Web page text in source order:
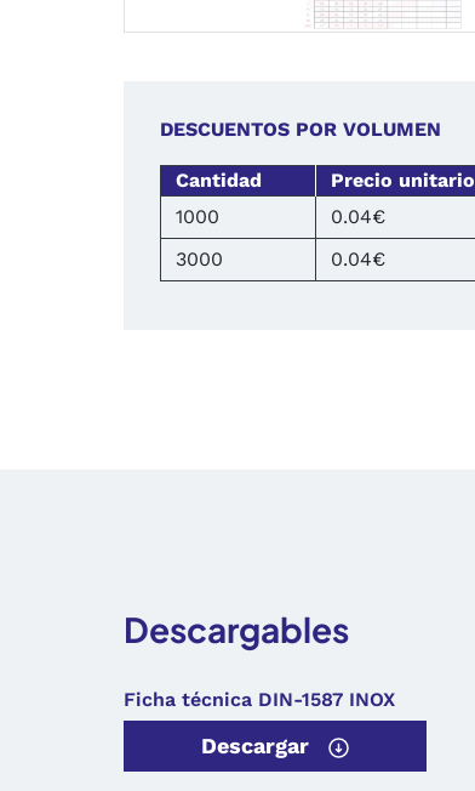
DESCUENTOS POR VOLUMEN
Cantidad Precio unitario
1000
0.04€
3000
0.04€
Descargables
Ficha técnica DIN-1587 INOX
Descargar